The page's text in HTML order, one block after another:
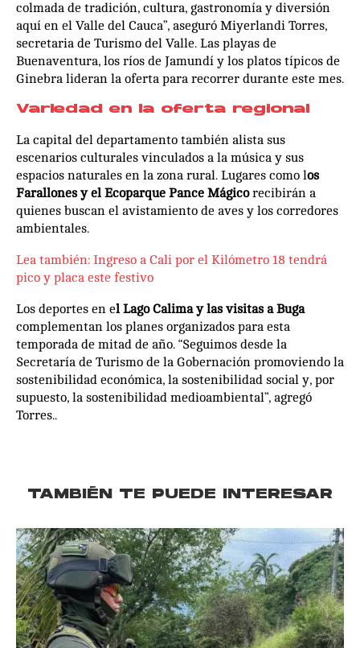
colmada de tradición, cultura, gastronomía y diversión
aquí en el Valle del Cauca”, aseguró Miyerlandi Torres,
secretaria de Turismo del Valle. Las playas de
Buenaventura, los ríos de Jamundí y los platos típicos de
Ginebra lideran la oferta para recorrer durante este mes.
Variedad en la oferta regional
La capital del departamento también alista sus
escenarios culturales vinculados a la música y sus
espacios naturales en la zona rural. Lugares como los
Farallones y el Ecoparque Pance Mágicorecibirán a
quienes buscan el avistamiento de aves y los corredores
ambientales.
Lea también: Ingreso a Cali por el Kilómetro 18 tendrá
pico y placa este festivo
Los deportes en el Lago Calima y las visitas a Buga
complementan los planes organizados para esta
temporada de mitad de año. “Seguimos desde la
Secretaría de Turismo de la Gobernación promoviendo la
sostenibilidad económica, la sostenibilidad social y, por
supuesto, la sostenibilidad medioambiental”, agregó
Torres..
TAMBIÉN TE PUEDE INTERESAR